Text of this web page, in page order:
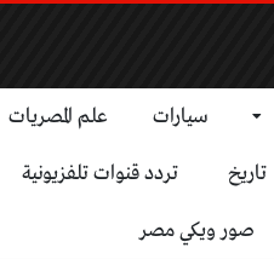
سيارات علم المصريات
تاريخ تردد قنوات تلفزيونية
صور ويكي مصر